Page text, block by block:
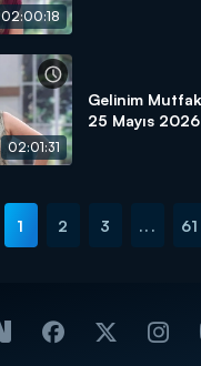
02:00:18
02:01:31
Gelinim
25 Mayıs 2026
1 2 3 ... 61